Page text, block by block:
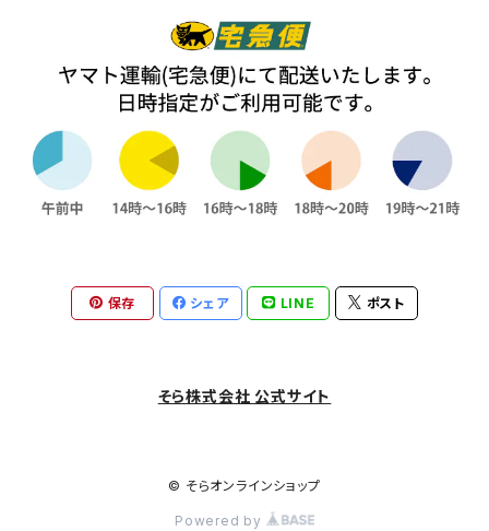
保存 シェア LINE ポスト
そら株式会社 公式サイト
© そらオンラインショップ
Powered by